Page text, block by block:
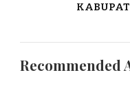
Recommended